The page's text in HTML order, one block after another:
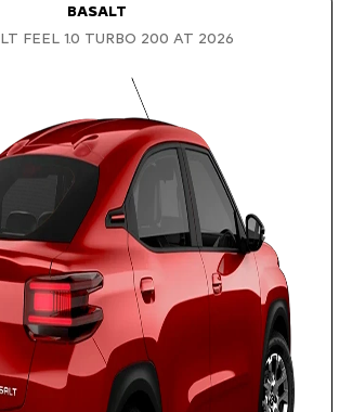
BASALT
FEEL 1.0 TURBO 200 AT 2026